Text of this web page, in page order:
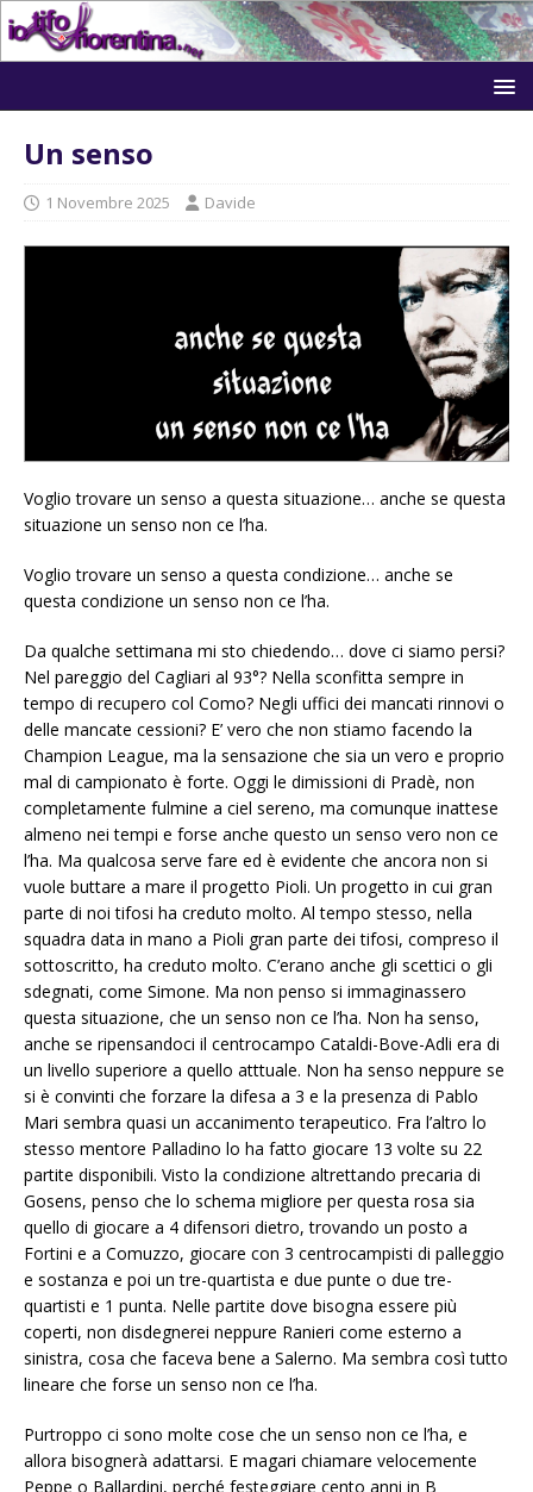
Un senso
1 Novembre 2025 Davide
Voglio trovare un senso a questa situazione… anche se questa
situazione un senso non ce l’ha.
Voglio trovare un senso a questa condizione… anche se
questa condizione un senso non ce l’ha.
Da qualche settimana mi sto chiedendo… dove ci siamo persi?
Nel pareggio del Cagliari al 93°? Nella sconfitta sempre in
tempo di recupero col Como? Negli uffici dei mancati rinnovi o
delle mancate cessioni? E’ vero che non stiamo facendo la
Champion League, ma la sensazione che sia un vero e proprio
mal di campionato è forte. Oggi le dimissioni di Pradè, non
completamente fulmine a ciel sereno, ma comunque inattese
almeno nei tempi e forse anche questo un senso vero non ce
l’ha. Ma qualcosa serve fare ed è evidente che ancora non si
vuole buttare a mare il progetto Pioli. Un progetto in cui gran
parte di noi tifosi ha creduto molto. Al tempo stesso, nella
squadra data in mano a Pioli gran parte dei tifosi, compreso il
sottoscritto, ha creduto molto. C’erano anche gli scettici o gli
sdegnati, come Simone. Ma non penso si immaginassero
questa situazione, che un senso non ce l’ha. Non ha senso,
anche se ripensandoci il centrocampo Cataldi-Bove-Adli era di
un livello superiore a quello atttuale. Non ha senso neppure se
si è convinti che forzare la difesa a 3 e la presenza di Pablo
Mari sembra quasi un accanimento terapeutico. Fra l’altro lo
stesso mentore Palladino lo ha fatto giocare 13 volte su 22
partite disponibili. Visto la condizione altrettando precaria di
Gosens, penso che lo schema migliore per questa rosa sia
quello di giocare a 4 difensori dietro, trovando un posto a
Fortini e a Comuzzo, giocare con 3 centrocampisti di palleggio
e sostanza e poi un tre-quartista e due punte o due tre-
quartisti e 1 punta. Nelle partite dove bisogna essere più
coperti, non disdegnerei neppure Ranieri come esterno a
sinistra, cosa che faceva bene a Salerno. Ma sembra così tutto
lineare che forse un senso non ce l’ha.
Purtroppo ci sono molte cose che un senso non ce l’ha, e
allora bisognerà adattarsi. E magari chiamare velocemente
Peppe o Ballardini, perché festeggiare cento anni in B